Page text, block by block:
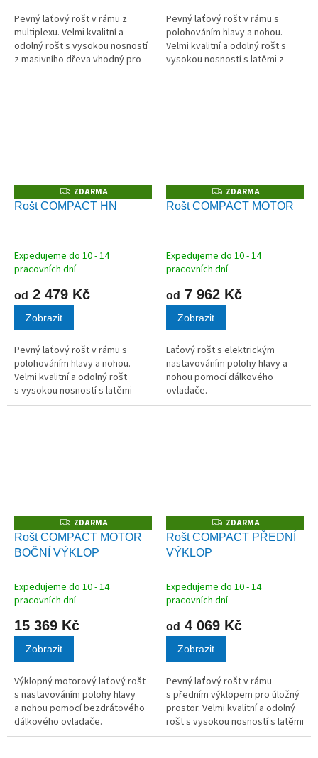
Pevný laťový rošt v rámu z
multiplexu. Velmi kvalitní a
odolný rošt s vysokou nosností
z masivního dřeva vhodný pro
všechny typy matrací.
Pevný laťový rošt v rámu s
polohováním hlavy a nohou.
Velmi kvalitní a odolný rošt s
vysokou nosností s latěmi z
masivního bukového dřeva
Z
D
A
ZDARMA
Rošt COMPACT HN
Expedujeme do 10 - 14
pracovních dní
od 2 479 Kč
Zobrazit
Pevný laťový rošt v rámu s
polohováním hlavy a nohou.
Velmi kvalitní a odolný rošt
s vysokou nosností s latěmi
z masivního dřeva vhodný pro
Z
D
A
ZDARMA
Rošt COMPACT MOTOR
Expedujeme do 10 - 14
pracovních dní
od 7 962 Kč
Zobrazit
Laťový rošt s elektrickým
nastavováním polohy hlavy a
nohou pomocí dálkového
ovladače.
Z
D
A
R
ZDARMA
Rošt COMPACT MOTOR
BOČNÍ VÝKLOP
Expedujeme do 10 - 14
pracovních dní
15 369 Kč
Zobrazit
Výklopný motorový laťový rošt
s nastavováním polohy hlavy
a nohou pomocí bezdrátového
dálkového ovladače.
Z
D
A
ZDARMA
Rošt COMPACT PŘEDNÍ
VÝKLOP
Expedujeme do 10 - 14
pracovních dní
od 4 069 Kč
Zobrazit
Pevný laťový rošt v rámu
s předním výklopem pro úložný
prostor. Velmi kvalitní a odolný
rošt s vysokou nosností s latěmi
z masivního dřeva vhodný pro